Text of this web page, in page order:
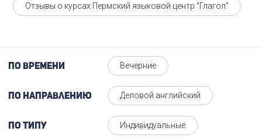
Отзывы о курсах Пермский языковой центр "Глагол"
По времени Вечерние
По направлению Деловой английский
По типу Индивидуальные